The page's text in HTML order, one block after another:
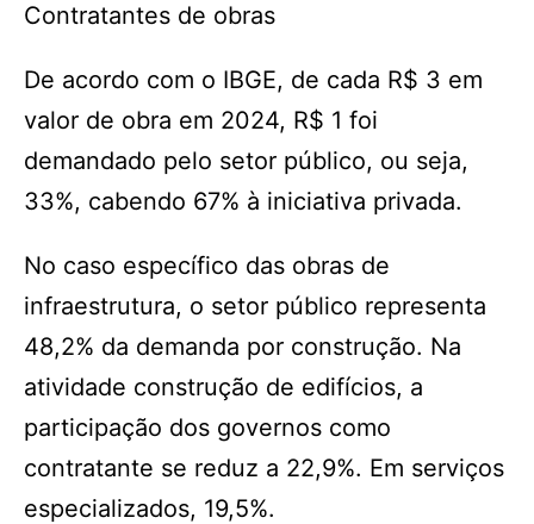
Contratantes de obras
De acordo com o IBGE, de cada R$ 3 em
valor de obra em 2024, R$ 1 foi
demandado pelo setor público, ou seja,
33%, cabendo 67% à iniciativa privada.
No caso específico das obras de
infraestrutura, o setor público representa
48,2% da demanda por construção. Na
atividade construção de edifícios, a
participação dos governos como
contratante se reduz a 22,9%. Em serviços
especializados, 19,5%.